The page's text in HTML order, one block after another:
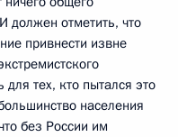
должен отметить, что
привнести извне
тех, кто пытался это
населения
без России им